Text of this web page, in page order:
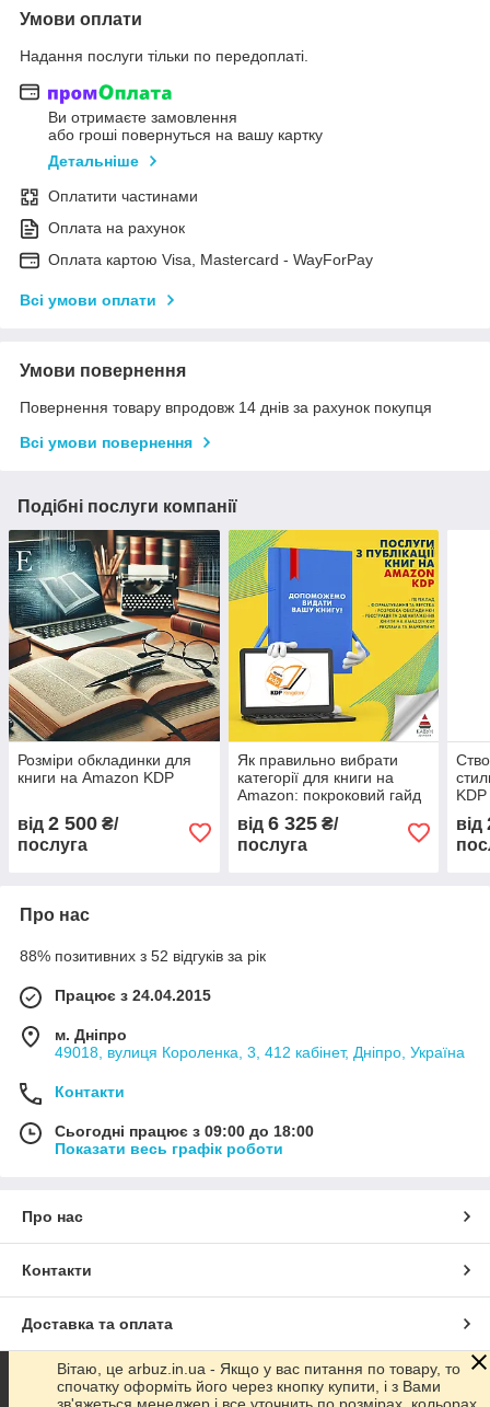
Умови оплати
Надання послуги тільки по передоплаті.
Ви отримаєте замовлення
або гроші повернуться на вашу картку
Детальніше
Оплатити частинами
Оплата на рахунок
Оплата картою Visa, Mastercard - WayForPay
Всі умови оплати
Умови повернення
Повернення товару впродовж 14 днів за рахунок покупця
Всі умови повернення
Подібні послуги компанії
Розміри обкладинки для
книги на Amazon KDP
від 2 500 ₴/
послуга
Як правильно вибрати
категорії для книги на
Amazon: покроковий гайд
від 6 325₴/
послуга
KDP
від
Про нас
88% позитивних з 52 відгуків за рік
Працює з 24.04.2015
м. Дніпро
49018, вулиця Короленка, 3, 412 кабінет, Дніпро, Україна
Контакти
Сьогодні працює з 09:00 до 18:00
Показати весь графік роботи
Про нас
Контакти
Доставка та оплата
Графік роботи
Вітаю, це arbuz.in.ua - Якщо у вас питання по товару, то
спочатку оформіть його через кнопку купити, і з Вами